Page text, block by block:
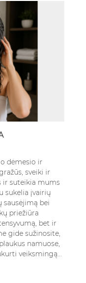
dėmesio ir
sveiki ir
ir suteikia mums
sukelia įvairių
sausėjimą bei
priežiūra
bet ir
gide sužinosite,
namuose,
veiksmingą...